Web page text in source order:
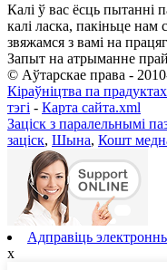
Калі ў вас ёсць пытанні
калі ласка, пакіньце
звяжамся з вамі на
Запыт на атрыманне
© Аўтарскае права -
Кіраўніцтва па прадуктах
тэгі - Карта сайта.xml
Заціск з паралельнымі
заціск, Шына, Кошт
Адправіць
x